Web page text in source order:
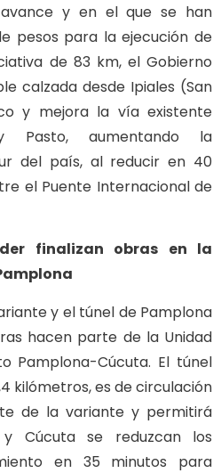
y en el que se han
pesos para la ejecución de
de 83 km, el Gobierno
calzada desde Ipiales (San
y mejora la vía existente
Pasto, aumentando la
del país, al reducir en 40
el Puente Internacional de
finalizan obras en la
y el túnel de Pamplona
hacen parte de la Unidad
Pamplona-Cúcuta. El túnel
kilómetros, es de circulación
de la variante y permitirá
Cúcuta se reduzcan los
en 35 minutos para